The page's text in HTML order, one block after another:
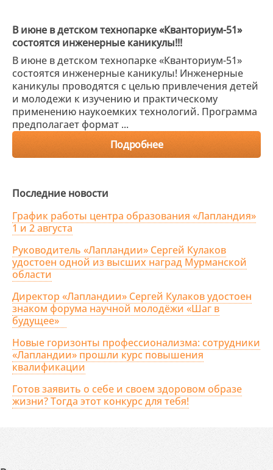
В июне в детском технопарке «Кванториум-51»
состоятся инженерные каникулы!!!
В июне в детском технопарке «Кванториум-51»
состоятся инженерные каникулы! Инженерные
каникулы проводятся с целью привлечения детей
и молодежи к изучению и практическому
применению наукоемких технологий. Программа
предполагает формат ...
Подробнее
Последние новости
График работы центра образования «Лапландия»
1 и 2 августа
Руководитель «Лапландии» Сергей Кулаков
удостоен одной из высших наград Мурманской
области
Директор «Лапландии» Сергей Кулаков удостоен
знаком форума научной молодёжи «Шаг в
будущее»
Новые горизонты профессионализма: сотрудники
«Лапландии» прошли курс повышения
квалификации
Готов заявить о себе и своем здоровом образе
жизни? Тогда этот конкурс для тебя!